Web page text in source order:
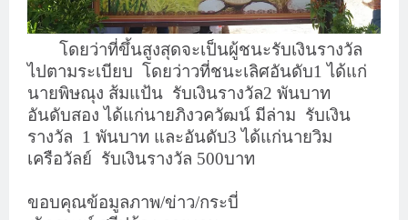
โดยว่าที่ขึ้นสูงสุดจะเป็นผู้ชนะรับเงินรางวัล
ไปตามระเบียบ โดยว่าวที่ชนะเลิศอันดับ1 ได้แก่
นายพิษณุง ส้มแป้น รับเงินรางวัล2 พันบาท
อันดับสอง ได้แก่นายภิงวควัฒน์ มีล่าม รับเงิน
รางวัล 1 พันบาท และอันดับ3 ได้แก่นายวิม
เครือวัลย์ รับเงินรางวัล 500บาท
ขอบคุณข้อมูลภาพ/ข่าว/กระบี่